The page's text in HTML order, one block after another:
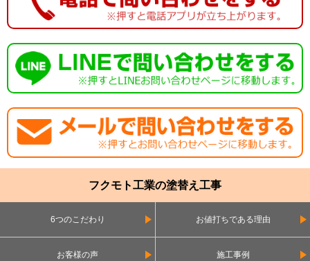
フクモト工業の塗替え工事
6つのこだわり お値打ちである理由
お客様の声 施工事例